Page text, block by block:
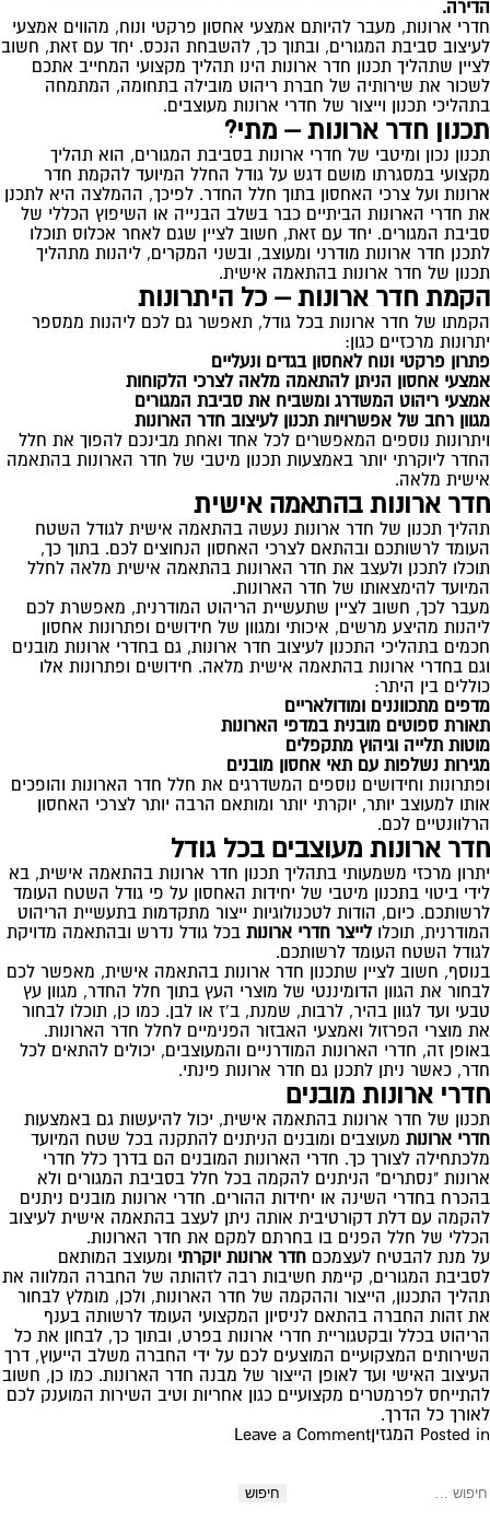
הדירה.
חדרי ארונות, מעבר להיותם אמצעי אחסון פרקטי ונוח, מהווים אמצעי
לעיצוב סביבת המגורים, ובתוך כך, להשבחת הנכס. יחד עם זאת, חשוב
לציין שתהליך תכנון חדר ארונות הינו תהליך מקצועי המחייב אתכם
לשכור את שירותיה של חברת ריהוט מובילה בתחומה, המתמחה
בתהליכי תכנון וייצור של חדרי ארונות מעוצבים.
תכנון חדר ארונות – מתי?
תכנון נכון ומיטבי של חדרי ארונות בסביבת המגורים, הוא תהליך
מקצועי במסגרתו מושם דגש על גודל החלל המיועד להקמת חדר
ארונות ועל צרכי האחסון בתוך חלל החדר. לפיכך, ההמלצה היא לתכנן
את חדרי הארונות הביתיים כבר בשלב הבנייה או השיפוץ הכללי של
סביבת המגורים. יחד עם זאת, חשוב לציין שגם לאחר אכלוס תוכלו
לתכנן חדר ארונות מודרני ומעוצב, ובשני המקרים, ליהנות מתהליך
תכנון של חדר ארונות בהתאמה אישית.
הקמת חדר ארונות – כל היתרונות
הקמתו של חדר ארונות בכל גודל, תאפשר גם לכם ליהנות ממספר
יתרונות מרכזיים כגון:
פתרון פרקטי ונוח לאחסון בגדים ונעליים
אמצעי אחסון הניתן להתאמה מלאה לצרכי הלקוחות
אמצעי ריהוט המשדרג ומשביח את סביבת המגורים
מגוון רחב של אפשרויות תכנון לעיצוב חדר הארונות
ויתרונות נוספים המאפשרים לכל אחד ואחת מבינכם להפוך את חלל
החדר ליוקרתי יותר באמצעות תכנון מיטבי של חדר הארונות בהתאמה
אישית מלאה.
חדר ארונות בהתאמה אישית
תהליך תכנון של חדר ארונות נעשה בהתאמה אישית לגודל השטח
העומד לרשותכם ובהתאם לצרכי האחסון הנחוצים לכם. בתוך כך,
תוכלו לתכנן ולעצב את חדר הארונות בהתאמה אישית מלאה לחלל
המיועד להימצאותו של חדר הארונות.
מעבר לכך, חשוב לציין שתעשיית הריהוט המודרנית, מאפשרת לכם
ליהנות מהיצע מרשים, איכותי ומגוון של חידושים ופתרונות אחסון
חכמים בתהליכי התכנון לעיצוב חדר ארונות, גם בחדרי ארונות מובנים
וגם בחדרי ארונות בהתאמה אישית מלאה. חידושים ופתרונות אלו
כוללים בין היתר:
מדפים מתכווננים ומודולאריים
תאורת ספוטים מובנית במדפי הארונות
מוטות תלייה וגיהוץ מתקפלים
מגירות נשלפות עם תאי אחסון מובנים
ופתרונות וחידושים נוספים המשדרגים את חלל חדר הארונות והופכים
אותו למעוצב יותר, יוקרתי יותר ומותאם הרבה יותר לצרכי האחסון
הרלוונטיים לכם.
חדר ארונות מעוצבים בכל גודל
יתרון מרכזי משמעותי בתהליך תכנון חדר ארונות בהתאמה אישית, בא
לידי ביטוי בתכנון מיטבי של יחידות האחסון על פי גודל השטח העומד
לרשותכם. כיום, הודות לטכנולוגיות ייצור מתקדמות בתעשיית הריהוט
המודרנית, תוכלולייצר חדרי ארונות בכל גודל נדרש ובהתאמה מדויקת
לגודל השטח העומד לרשותכם.
בנוסף, חשוב לציין שתכנון חדר ארונות בהתאמה אישית, מאפשר לכם
לבחור את הגוון הדומיננטי של מוצרי העץ בתוך חלל החדר, מגוון עץ
טבעי ועד לגוון בהיר, לרבות, שמנת, ב'ז או לבן. כמו כן, תוכלו לבחור
את מוצרי הפרזול ואמצעי האבזור הפנימיים לחלל חדר הארונות.
באופן זה, חדרי הארונות המודרניים והמעוצבים, יכולים להתאים לכל
חדר, כאשר ניתן לתכנן גם חדר ארונות פינתי.
חדרי ארונות מובנים
תכנון של חדר ארונות בהתאמה אישית, יכול להיעשות גם באמצעות
חדרי ארונות מעוצבים ומובנים הניתנים להתקנה בכל שטח המיועד
מלכתחילה לצורך כך. חדרי הארונות המובנים הם בדרך כלל חדרי
ארונות "נסתרים" הניתנים להקמה בכל חלל בסביבת המגורים ולא
בהכרח בחדרי השינה או יחידות ההורים. חדרי ארונות מובנים ניתנים
להקמה עם דלת דקורטיבית אותה ניתן לעצב בהתאמה אישית לעיצוב
הכללי של חלל הפנים בו בחרתם למקם את חדר הארונות.
על מנת להבטיח לעצמכם חדר ארונות יוקרתי ומעוצב המותאם
לסביבת המגורים, קיימת חשיבות רבה לזהותה של החברה המלווה את
תהליך התכנון, הייצור וההקמה של חדר הארונות, ולכן, מומלץ לבחור
את זהות החברה בהתאם לניסיון המקצועי העומד לרשותה בענף
הריהוט בכלל ובקטגוריית חדרי ארונות בפרט, ובתוך כך, לבחון את כל
השירותים המצקועיים המוצעים לכם על ידי החברה משלב הייעוץ, דרך
העיצוב האישי ועד לאופן הייצור של מבנה חדר הארונות. כמו כן, חשוב
להתייחס לפרמטרים מקצועיים כגון אחריות וטיב השירות המוענק לכם
לאורך כל הדרך.
Posted in המגזיןLeave a Comment
חיפוש: